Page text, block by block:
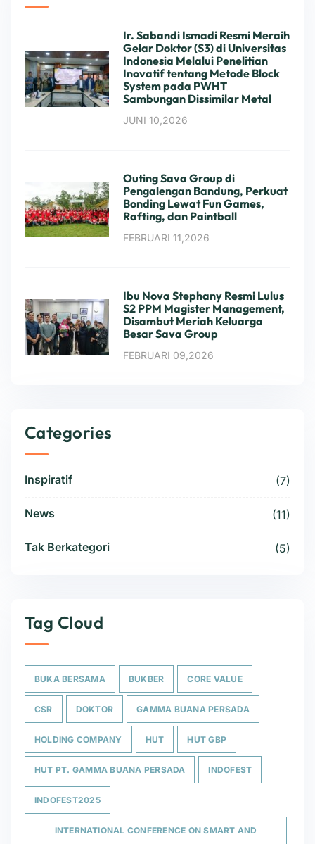
Ir. Sabandi Ismadi Resmi Meraih
Gelar Doktor (S3) di Universitas
Indonesia Melalui Penelitian
Inovatif tentang Metode Block
System pada PWHT
Sambungan Dissimilar Metal
JUNI 10,2026
Outing Sava Group di
Pengalengan Bandung, Perkuat
Bonding Lewat Fun Games,
Rafting, dan Paintball
FEBRUARI 11,2026
Ibu Nova Stephany Resmi Lulus
S2 PPM Magister Management,
Disambut Meriah Keluarga
Besar Sava Group
FEBRUARI 09,2026
Categories
Inspiratif (7)
News (11)
Tak Berkategori (5)
Tag Cloud
BUKA BERSAMA BUKBER CORE VALUE
CSR DOKTOR GAMMA BUANA PERSADA
HOLDING COMPANY HUT HUT GBP
HUT PT. GAMMA BUANA PERSADA INDOFEST
INDOFEST2025
INTERNATIONAL CONFERENCE ON SMART AND